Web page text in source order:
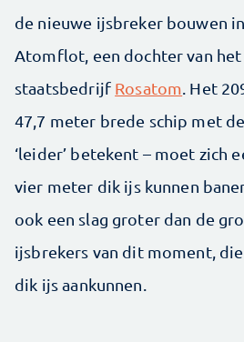
de nieuwe ijsbreker bouwen
Atomflot, een dochter van het
staatsbedrijf Rosatom . Het
47,7 meter brede schip met
‘leider’ betekent – moet zich
vier meter dik ijs kunnen
ook een slag groter dan de
ijsbrekers van dit moment, die
dik ijs aankunnen.